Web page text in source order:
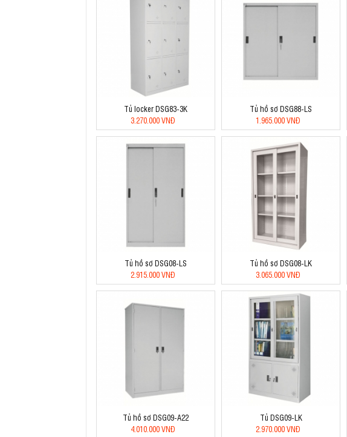
Tủ locker DSG83-3K
3.270.000 VNĐ
Tủ hồ sơ DSG88-LS
1.965.000 VNĐ
Tủ hồ sơ DSG08-LS
2.915.000 VNĐ
Tủ hồ sơ DSG08-LK
3.065.000 VNĐ
Tủ hồ sơ DSG09-A22
4.010.000 VNĐ
Tủ DSG09-LK
2.970.000 VNĐ